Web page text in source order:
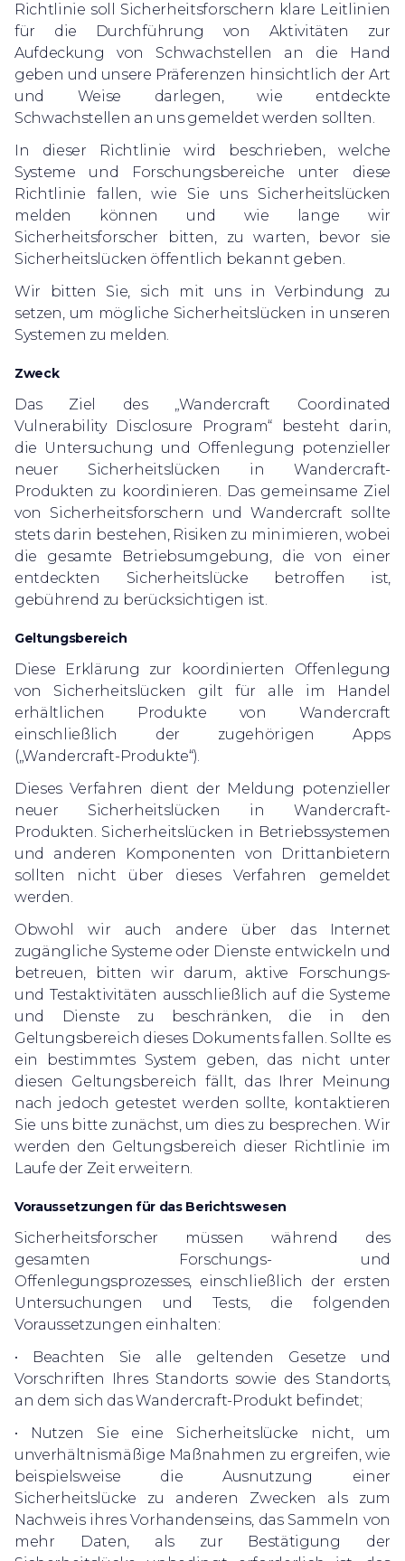
Richtlinie soll Sicherheitsforschern klare Leitlinien
für die Durchführung von Aktivitäten zur
Aufdeckung von Schwachstellen an die Hand
geben und unsere Präferenzen hinsichtlich der Art
und Weise darlegen, wie entdeckte
Schwachstellen an uns gemeldet werden sollten.
In dieser Richtlinie wird beschrieben, welche
Systeme und Forschungsbereiche unter diese
Richtlinie fallen, wie Sie uns Sicherheitslücken
melden können und wie lange wir
Sicherheitsforscher bitten, zu warten, bevor sie
Sicherheitslücken öffentlich bekannt geben.
Wir bitten Sie, sich mit uns in Verbindung zu
setzen, um mögliche Sicherheitslücken in unseren
Systemen zu melden.
Zweck
Das Ziel des „Wandercraft Coordinated
Vulnerability Disclosure Program“ besteht darin,
die Untersuchung und Offenlegung potenzieller
neuer Sicherheitslücken in Wandercraft-
Produkten zu koordinieren. Das gemeinsame Ziel
von Sicherheitsforschern und Wandercraft sollte
stets darin bestehen, Risiken zu minimieren, wobei
die gesamte Betriebsumgebung, die von einer
entdeckten Sicherheitslücke betroffen ist,
gebührend zu berücksichtigen ist.
Geltungsbereich
Diese Erklärung zur koordinierten Offenlegung
von Sicherheitslücken gilt für alle im Handel
erhältlichen Produkte von Wandercraft
einschließlich der zugehörigen Apps
(„Wandercraft-Produkte“).
Dieses Verfahren dient der Meldung potenzieller
neuer Sicherheitslücken in Wandercraft-
Produkten. Sicherheitslücken in Betriebssystemen
und anderen Komponenten von Drittanbietern
sollten nicht über dieses Verfahren gemeldet
werden.
Obwohl wir auch andere über das Internet
zugängliche Systeme oder Dienste entwickeln und
betreuen, bitten wir darum, aktive Forschungs-
und Testaktivitäten ausschließlich auf die Systeme
und Dienste zu beschränken, die in den
Geltungsbereich dieses Dokuments fallen. Sollte es
ein bestimmtes System geben, das nicht unter
diesen Geltungsbereich fällt, das Ihrer Meinung
nach jedoch getestet werden sollte, kontaktieren
Sie uns bitte zunächst, um dies zu besprechen. Wir
werden den Geltungsbereich dieser Richtlinie im
Laufe der Zeit erweitern.
Voraussetzungen für das Berichtswesen
Sicherheitsforscher müssen während des
gesamten Forschungs- und
Offenlegungsprozesses, einschließlich der ersten
Untersuchungen und Tests, die folgenden
Voraussetzungen einhalten:
• Beachten Sie alle geltenden Gesetze und
Vorschriften Ihres Standorts sowie des Standorts,
an dem sich das Wandercraft-Produkt befindet;
• Nutzen Sie eine Sicherheitslücke nicht, um
unverhältnismäßige Maßnahmen zu ergreifen, wie
beispielsweise die Ausnutzung einer
Sicherheitslücke zu anderen Zwecken als zum
Nachweis ihres Vorhandenseins, das Sammeln von
mehr Daten, als zur Bestätigung der